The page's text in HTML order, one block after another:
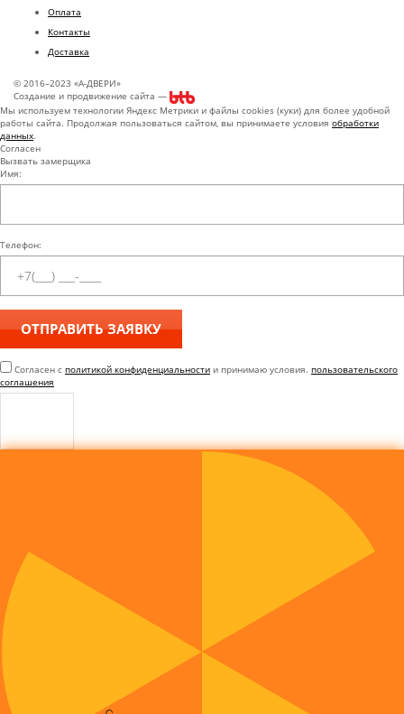
Оплата
Контакты
Доставка
© 2016–2023 «А-ДВЕРИ»
Создание и продвижение сайта —
Мы используем технологии Яндекс Метрики и файлы cookies (куки) для более удобной
работы сайта. Продолжая пользоваться сайтом, вы принимаете условия обработки
данных.
Согласен
Вызвать замерщика
Имя:
Телефон:
Согласен с политикой конфиденциальности и принимаю условия. пользовательского
соглашения